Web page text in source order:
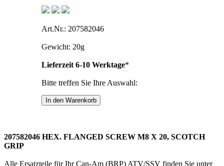
Art.Nr.: 207582046
Gewicht: 20g
Lieferzeit 6-10 Werktage*
Bitte treffen Sie Ihre Auswahl:
207582046 HEX. FLANGED SCREW M8 X 20, SCOTCH
GRIP
Alle Ersatzteile für Ihr Can-Am (BRP) ATV/SSV finden Sie unter